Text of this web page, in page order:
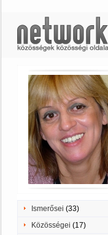
Ismerősei (33)
Közösségei (17)